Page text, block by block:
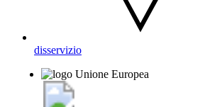
disservizio